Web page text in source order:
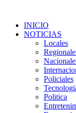
INICIO
NOTICIAS
Locales
Policiales
Politica